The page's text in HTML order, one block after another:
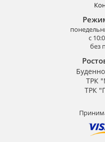
с
без
ТРК
ТРК